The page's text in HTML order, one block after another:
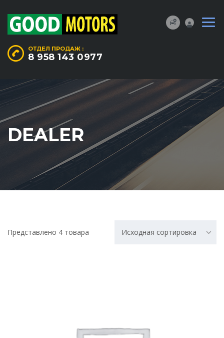
ОТДЕЛ ПРОДАЖ :
8 958 143 0977
DEALER
Представлено 4 товара Исходная сортировка